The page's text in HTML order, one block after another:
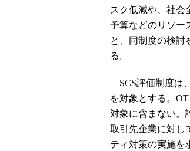
スク低減や、社会
予算などのリソー
と、同制度の検討
る。
SCS評価制度は
を対象とする。
対象に含まない。
取引先企業に対し
ティ対策の実施を